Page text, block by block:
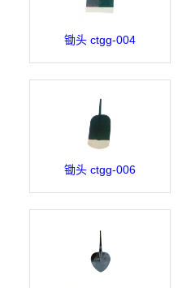
锄头 ctgg-004
锄头 ctgg-006